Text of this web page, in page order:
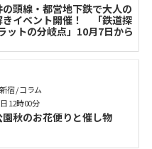
頭線・都営地下鉄で大人の
きイベント開催！ 「鉄道探
ットの分岐点」10月7日から
宿 / コラム
秋のお花便りと催し物
12時00分